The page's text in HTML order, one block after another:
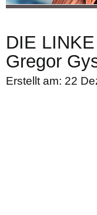
DIE
Gregor
Erstellt am: 22